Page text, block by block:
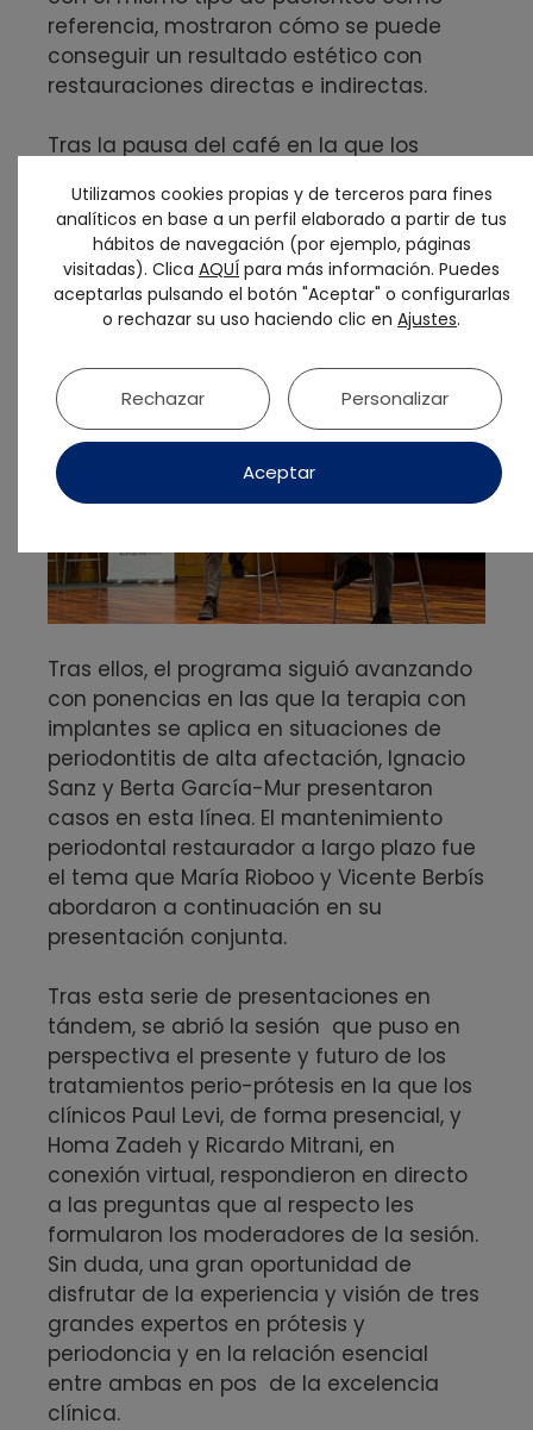
referencia, mostraron cómo se puede
conseguir un resultado estético con
restauraciones directas e indirectas.
Tras la pausa del café en la que los
exposición comercial, los presidentes de
SEPES y SEPA Guillermo Pradíes y José Nart
comentaron la necesidad imprescindible
de trabajar por una comunidad de
conocimiento interdisciplinar y digital.
Tras ellos, el programa siguió avanzando
con ponencias en las que la terapia con
implantes se aplica en situaciones de
periodontitis de alta afectación, Ignacio
Sanz y Berta García-Mur presentaron
casos en esta línea. El mantenimiento
periodontal restaurador a largo plazo fue
el tema que María Rioboo y Vicente Berbís
abordaron a continuación en su
presentación conjunta.
Tras esta serie de presentaciones en
tándem, se abrió la sesión que puso en
perspectiva el presente y futuro de los
tratamientos perio-prótesis en la que los
clínicos Paul Levi, de forma presencial, y
Homa Zadeh y Ricardo Mitrani, en
conexión virtual, respondieron en directo
a las preguntas que al respecto les
formularon los moderadores de la sesión.
Sin duda, una gran oportunidad de
disfrutar de la experiencia y visión de tres
grandes expertos en prótesis y
periodoncia y en la relación esencial
entre ambas en pos de la excelencia
clínica.
Utilizamos cookies propias y de terceros para fines
analíticos en base a un perfil elaborado a partir de tus
hábitos de navegación (por ejemplo, páginas
visitadas). Clica AQUÍ para más información. Puedes
aceptarlas pulsando el botón "Aceptar" o configurarlas
o rechazar su uso haciendo clic en Ajustes.
Aceptar
Rechazar Personalizar